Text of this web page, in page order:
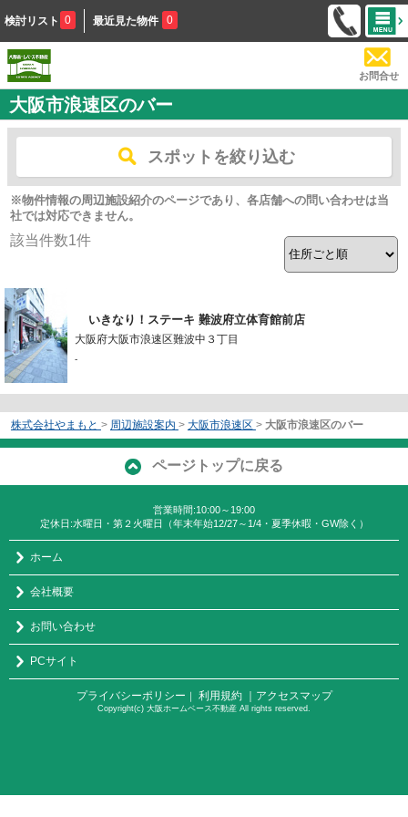
検討リスト 0 最近見た物件 0
お問合せ
大阪市浪速区のバー
スポットを絞り込む
※物件情報の周辺施設紹介のページであり、各店舗への問い合わせは当
社では対応できません。
該当件数1件
いきなり！ステーキ 難波府立体育館前店
大阪府大阪市浪速区難波中３丁目
-
株式会社やまもと > 周辺施設案内 > 大阪市浪速区 > 大阪市浪速区のバー
ページトップに戻る
営業時間:10:00～19:00
定休日:水曜日・第２火曜日（年末年始12/27～1/4・夏季休暇・GW除く）
ホーム
会社概要
お問い合わせ
PCサイト
プライバシーポリシー ｜ 利用規約 ｜アクセスマップ
Copyright(c) 大阪ホームベース不動産 All rights reserved.